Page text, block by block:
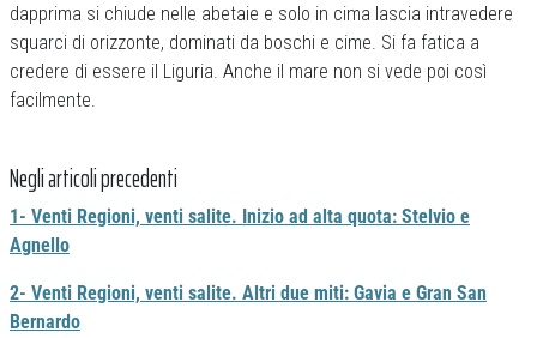
dapprima si chiude nelle abetaie e solo in cima lascia intravedere
squarci di orizzonte, dominati da boschi e cime. Si fa fatica a
credere di essere il Liguria. Anche il mare non si vede poi così
facilmente.
Negli articoli precedenti
1- Venti Regioni, venti salite. Inizio ad alta quota: Stelvio e
Agnello
2- Venti Regioni, venti salite. Altri due miti: Gavia e Gran San
Bernardo